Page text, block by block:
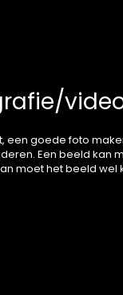
een goede foto
Een beeld kan
moet het beeld wel